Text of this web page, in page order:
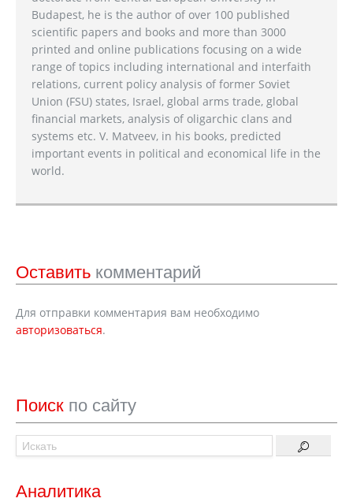
Budapest, he is the author of over 100 published
scientific papers and books and more than 3000
printed and online publications focusing on a wide
range of topics including international and interfaith
relations, current policy analysis of former Soviet
Union (FSU) states, Israel, global arms trade, global
financial markets, analysis of oligarchic clans and
systems etc. V. Matveev, in his books, predicted
important events in political and economical life in the
world.
Оставить комментарий
Для отправки комментария вам необходимо
авторизоваться.
Поиск по сайту
Аналитика